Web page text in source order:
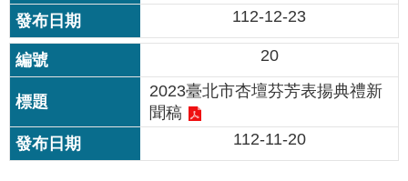
112-12-23
20
2023臺北市杏壇芬芳表揚典禮新
聞稿
112-11-20